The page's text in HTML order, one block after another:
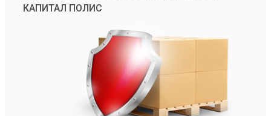
КАПИТАЛ ПОЛИС